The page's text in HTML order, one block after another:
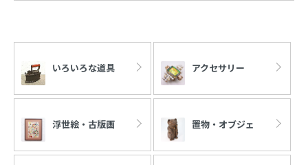
いろいろな道具 アクセサリー
浮世絵・古版画 置物・オブジェ